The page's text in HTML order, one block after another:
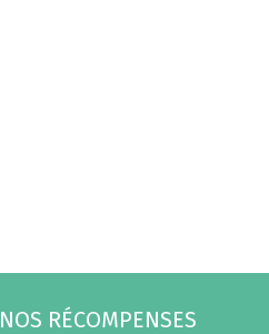
NOS RÉCOMPENSES